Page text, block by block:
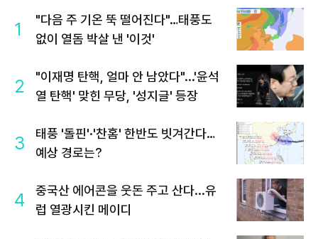
1
"다음 주 기온 뚝 떨어진다"…태풍도
없이 열돔 박살 낸 '이것'
2
"이재명 탄핵, 얼마 안 남았다"...'윤석
열 탄핵' 맞힌 무당, '성지글' 등장
3
태풍 '돌핀'·'찬홈' 한반도 빗겨간다…
예상 경로는?
4
중국산 에어콘을 웃돈 주고 산다...유
럽 열광시킨 메이디